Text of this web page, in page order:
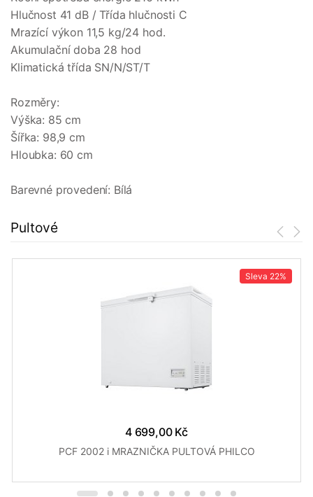
Hlučnost 41 dB / Třída hlučnosti C
Mrazící výkon 11,5 kg/24 hod.
Akumulační doba 28 hod
Klimatická třída SN/N/ST/T
Rozměry:
Výška: 85 cm
Šířka: 98,9 cm
Hloubka: 60 cm
Barevné provedení: Bílá
Pultové
Sleva 22%
4 699,00 Kč
PCF 2002 i MRAZNIČKA PULTOVÁ PHILCO